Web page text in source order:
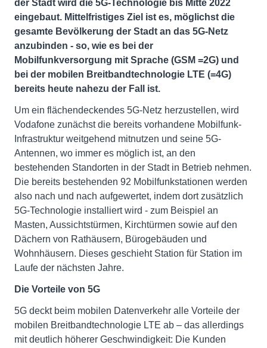
der Stadt wird die 5G-Technologie bis Mitte 2022
eingebaut. Mittelfristiges Ziel ist es, möglichst die
gesamte Bevölkerung der Stadt an das 5G-Netz
anzubinden - so, wie es bei der
Mobilfunkversorgung mit Sprache (GSM =2G) und
bei der mobilen Breitbandtechnologie LTE (=4G)
bereits heute nahezu der Fall ist.
Um ein flächendeckendes 5G-Netz herzustellen, wird
Vodafone zunächst die bereits vorhandene Mobilfunk-
Infrastruktur weitgehend mitnutzen und seine 5G-
Antennen, wo immer es möglich ist, an den
bestehenden Standorten in der Stadt in Betrieb nehmen.
Die bereits bestehenden 92 Mobilfunkstationen werden
also nach und nach aufgewertet, indem dort zusätzlich
5G-Technologie installiert wird - zum Beispiel an
Masten, Aussichtstürmen, Kirchtürmen sowie auf den
Dächern von Rathäusern, Bürogebäuden und
Wohnhäusern. Dieses geschieht Station für Station im
Laufe der nächsten Jahre.
Die Vorteile von 5G
5G deckt beim mobilen Datenverkehr alle Vorteile der
mobilen Breitbandtechnologie LTE ab – das allerdings
mit deutlich höherer Geschwindigkeit: Die Kunden